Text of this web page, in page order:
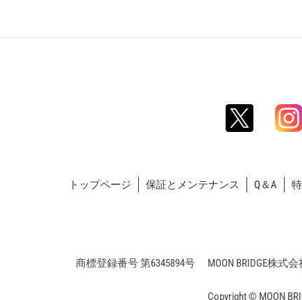
トップページ 保証とメンテナンス Q＆A
商標登録番号 第6345894号 MOON BRIDGE株式
Copyright © MOON